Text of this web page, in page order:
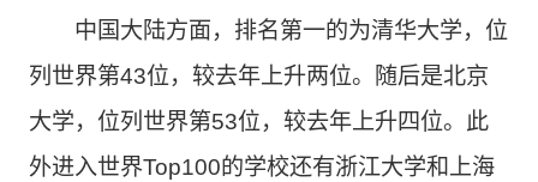
中国大陆方面，排名第一的为清华大学，位
列世界第43位，较去年上升两位。随后是北京
大学，位列世界第53位，较去年上升四位。此
外进入世界Top100的学校还有浙江大学和上海